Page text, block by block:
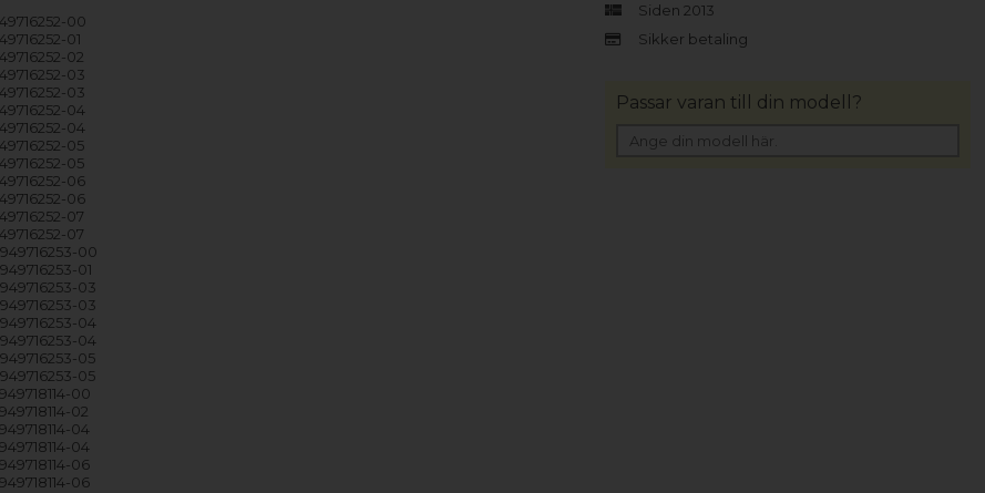
00
01
02
03
03
04
04
05
05
06
06
07
07
00
01
03
03
04
04
05
05
00
02
04
04
06
06
Siden 2013
Sikker betaling
Passar varan till din modell?